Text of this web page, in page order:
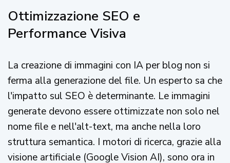
Ottimizzazione SEO e
Performance Visiva
La creazione di immagini con IA per blog non si
ferma alla generazione del file. Un esperto sa che
l'impatto sul SEO è determinante. Le immagini
generate devono essere ottimizzate non solo nel
nome file e nell'alt-text, ma anche nella loro
struttura semantica. I motori di ricerca, grazie alla
visione artificiale (Google Vision AI), sono ora in